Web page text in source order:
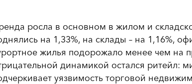
росла в основном в жилом и
на 1,33%, на склады – на 1,16%,
жилья подорожало менее чем на
динамикой остался ритейл:
уязвимость торговой